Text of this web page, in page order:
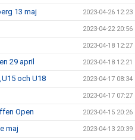
13 maj 2023-04-26 12:23
2023-04-22 20:56
2023-04-18 12:27
29 april 2023-04-18 12:21
och U18 2023-04-17 08:34
2023-04-17 07:27
Open 2023-04-15 20:26
maj 2023-04-13 20:39